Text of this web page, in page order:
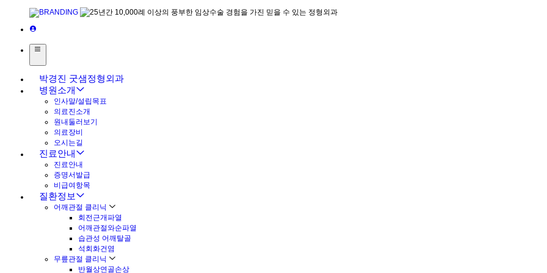
박경진 굿샘정형외과
병원소개
인사말/설립목표
의료진소개
원내둘러보기
의료장비
오시는길
진료안내
진료안내
증명서발급
비급여항목
질환정보
어깨관절 클리닉
회전근개파열
어깨관절와순파열
습관성 어깨탈골
석회화건염
무릎관절 클리닉
반월상연골손상